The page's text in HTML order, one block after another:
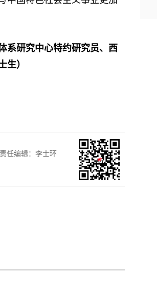
系研究中心特约研究员、西
生）
责任编辑：李士环